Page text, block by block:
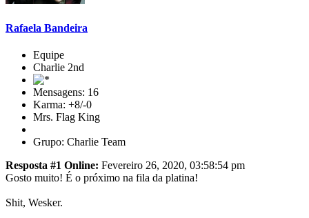
Rafaela Bandeira
Equipe
Charlie 2nd
Mensagens: 16
Karma: +8/-0
Mrs. Flag King
Grupo: Charlie Team
Resposta #1 Online: Fevereiro 26, 2020, 03:58:54 pm
Gosto muito! É o próximo na fila da platina!
Shit, Wesker.